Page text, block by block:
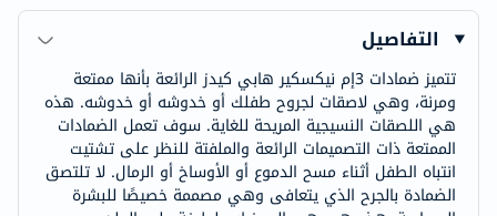
التفاصيل
تتميز ضمادات 3إم نيكسكير هابي كيدز الرائعة بأنها ممتعة
ومرنة، وهي لاصقات لجروح طفلك أو خدوشه أو خدوشه. هذه
هي اللصقات النسيجية المريحة للغاية. سوف تعمل الضمادات
الممتعة ذات التصميمات الرائعة والملفتة للنظر على تشتيت
انتباه الطفل أثناء مسح الدموع أو الأوساخ أو الرمال. لا تلتصق
الضمادة بالجرح الذي يتعافى وهي مصممة خصيصًا للبشرة